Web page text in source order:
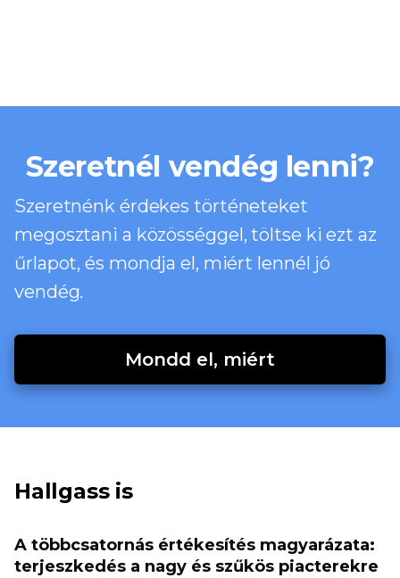
Szeretnél vendég lenni?
Szeretnénk érdekes történeteket
megosztani a közösséggel, töltse ki ezt az
űrlapot, és mondja el, miért lennél jó
vendég.
Mondd el, miért
Hallgass is
A többcsatornás értékesítés magyarázata:
terjeszkedés a nagy és szűkös piacterekre